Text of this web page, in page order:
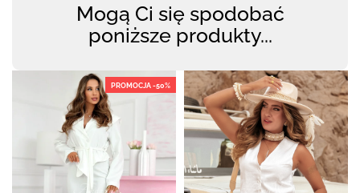
Mogą Ci się spodobać
poniższe produkty...
PROMOCJA -50%